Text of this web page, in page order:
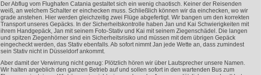
Der Abflug vom Flughafen Catania gestaltet sich ein wenig chaotisch. Keiner der Reisenden
weiß, an welchem Schalter er einchecken muss. Schließlich können wir da einchecken, wo wir
grade anstehen. Hier werden gleichzeitig zwei Flüge abgefertigt. Wir bangen um den korrekten
Transport unseres Gepäcks. In der Sicherheitskontrolle haben Jan und Kai Schwierigkeiten mit
ihrem Handgepäck, Jan mit seinem Foto-Stativ und Kai mit seinem Ziegenschädel. Die langen
und spitzen Ziegenhörner sind ein Sicherheitsrisiko und müssen mit dem übrigen Gepäck
eingecheckt werden, das Stativ ebenfalls. Ab sofort nimmt Jan jede Wette an, dass zumindest
sein Stativ nicht in Düsseldorf ankommt.
Aber damit der Verwirrung nicht genug: Plötzlich hören wir über Lautsprecher unsere Namen.
Wir halten angeblich den ganzen Betrieb auf und sollen sofort in den wartenden Bus zum